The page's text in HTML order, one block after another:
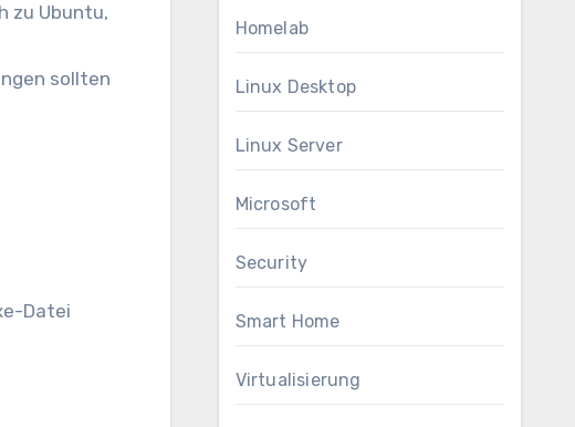
zu Ubuntu,
sollten
Datei
Homelab
Linux Desktop
Linux Server
Microsoft
Security
Smart Home
Virtualisierung